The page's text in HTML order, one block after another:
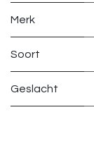
Merk
Soort
Geslacht